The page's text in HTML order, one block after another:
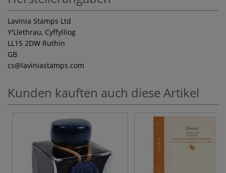
Lavinia Stamps Ltd
Y'Llethrau, Cyffylliog
LL15 2DW Ruthin
GB
cs@laviniastamps.com
Kunden kauften auch diese Artikel